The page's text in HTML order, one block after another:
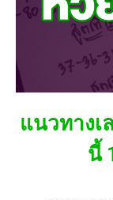
แนวทางเ
นี้